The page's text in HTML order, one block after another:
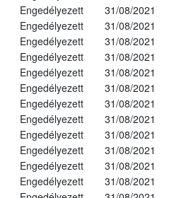
Engedélyezett
31/08/2021
Engedélyezett
31/08/2021
Engedélyezett
31/08/2021
Engedélyezett
31/08/2021
Engedélyezett
31/08/2021
Engedélyezett
31/08/2021
Engedélyezett
31/08/2021
Engedélyezett
31/08/2021
Engedélyezett
31/08/2021
Engedélyezett
31/08/2021
Engedélyezett
31/08/2021
Engedélyezett
31/08/2021